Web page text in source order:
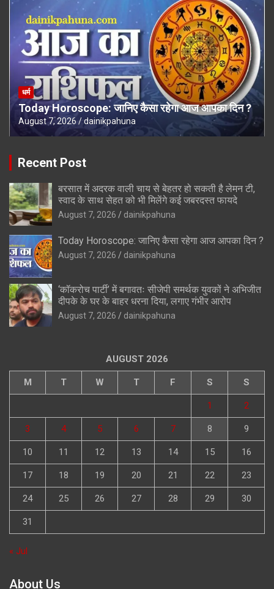
धर्म
Today Horoscope: जानिए कैसा रहेगा आज आपका दिन ?
August 7, 2026 dainikpahuna
Recent Post
बरसात में अदरक वाली चाय से बेहतर हो सकती है लेमन टी,
स्वाद के साथ सेहत को भी मिलेंगे कई जबरदस्त फायदे
August 7, 2026 dainikpahuna
Today Horoscope: जानिए कैसा रहेगा आज आपका दिन ?
August 7, 2026 dainikpahuna
‘कॉकरोच पार्टी’ में बगावतः सीजेपी समर्थक युवकों ने अभिजीत
दीपके के घर के बाहर धरना दिया, लगाए गंभीर आरोप
August 7, 2026 dainikpahuna
AUGUST 2026
M T W T F S S
1 2
3 4 5 6 7 8 9
10 11 12 13 14 15 16
17 18 19 20 21 22 23
24 25 26 27 28 29 30
31
« Jul
About Us